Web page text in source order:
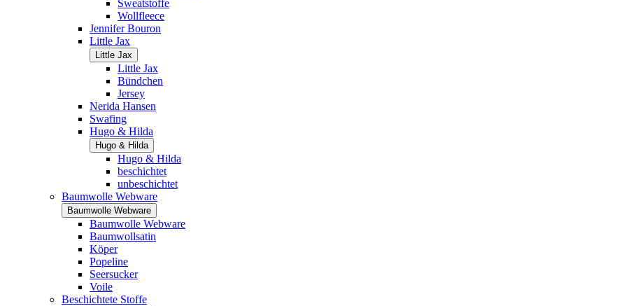
Sweatstoffe
Wollfleece
Jennifer Bouron
Little Jax
Little Jax
Little Jax
Bündchen
Jersey
Nerida Hansen
Swafing
Hugo & Hilda
Hugo & Hilda
Hugo & Hilda
beschichtet
unbeschichtet
Baumwolle Webware
Baumwolle Webware
Baumwolle Webware
Baumwollsatin
Köper
Popeline
Seersucker
Voile
Beschichtete Stoffe